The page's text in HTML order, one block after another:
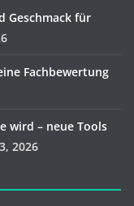
Geschmack für
Fachbewertung
wird – neue Tools
2026